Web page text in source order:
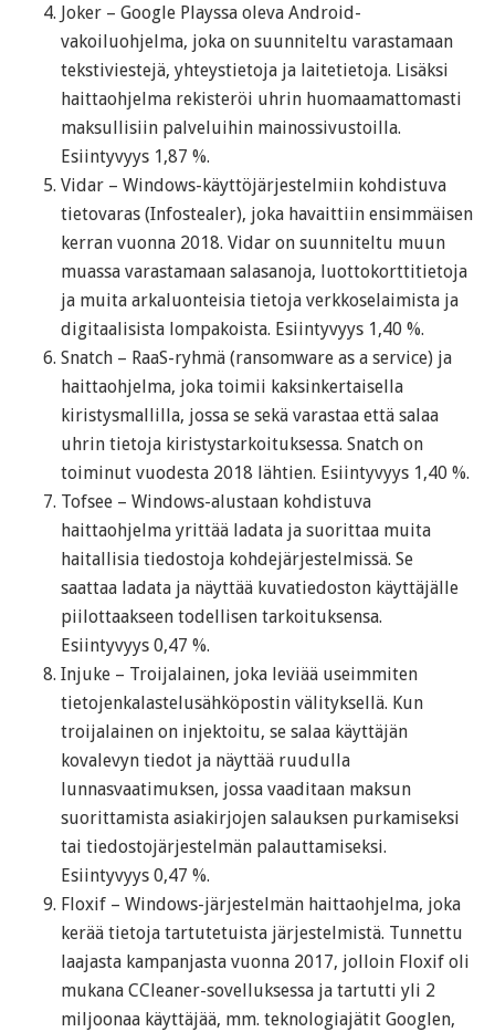
Joker – Google Playssa oleva Android-
vakoiluohjelma, joka on suunniteltu varastamaan
tekstiviestejä, yhteystietoja ja laitetietoja. Lisäksi
haittaohjelma rekisteröi uhrin huomaamattomasti
maksullisiin palveluihin mainossivustoilla.
Esiintyvyys 1,87 %.
Vidar – Windows-käyttöjärjestelmiin kohdistuva
tietovaras (Infostealer), joka havaittiin ensimmäisen
kerran vuonna 2018. Vidar on suunniteltu muun
muassa varastamaan salasanoja, luottokorttitietoja
ja muita arkaluonteisia tietoja verkkoselaimista ja
digitaalisista lompakoista. Esiintyvyys 1,40 %.
Snatch – RaaS-ryhmä (ransomware as a service) ja
haittaohjelma, joka toimii kaksinkertaisella
kiristysmallilla, jossa se sekä varastaa että salaa
uhrin tietoja kiristystarkoituksessa. Snatch on
toiminut vuodesta 2018 lähtien. Esiintyvyys 1,40 %.
Tofsee – Windows-alustaan kohdistuva
haittaohjelma yrittää ladata ja suorittaa muita
haitallisia tiedostoja kohdejärjestelmissä. Se
saattaa ladata ja näyttää kuvatiedoston käyttäjälle
piilottaakseen todellisen tarkoituksensa.
Esiintyvyys 0,47 %.
Injuke – Troijalainen, joka leviää useimmiten
tietojenkalastelusähköpostin välityksellä. Kun
troijalainen on injektoitu, se salaa käyttäjän
kovalevyn tiedot ja näyttää ruudulla
lunnasvaatimuksen, jossa vaaditaan maksun
suorittamista asiakirjojen salauksen purkamiseksi
tai tiedostojärjestelmän palauttamiseksi.
Esiintyvyys 0,47 %.
Floxif – Windows-järjestelmän haittaohjelma, joka
kerää tietoja tartutetuista järjestelmistä. Tunnettu
laajasta kampanjasta vuonna 2017, jolloin Floxif oli
mukana CCleaner-sovelluksessa ja tartutti yli 2
miljoonaa käyttäjää, mm. teknologiajätit Googlen,